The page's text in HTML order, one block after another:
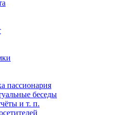
пассионария
беседы
и т. п.